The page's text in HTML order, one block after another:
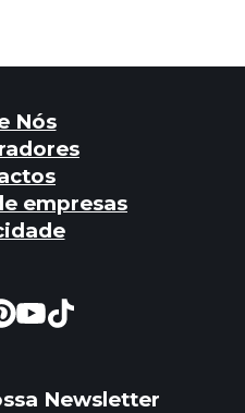
Nós
empresas
Newsletter